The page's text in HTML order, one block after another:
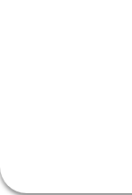
ทัวร์